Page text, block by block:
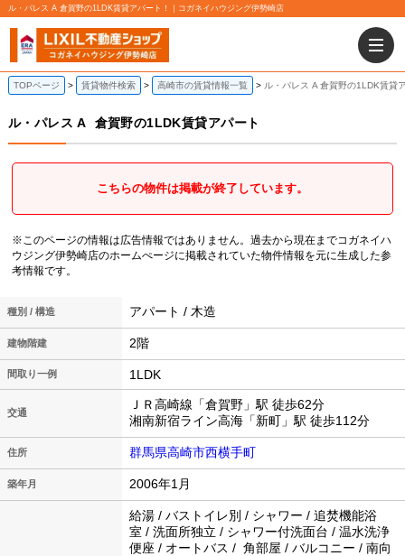
ル・パレス A 倉賀野の1LDK賃貸アパート！｜コガネイハウジング伊勢崎店
TOPページ 賃貸物件検索 高崎市の賃貸情報一覧 ル・パレス A 倉賀野の1LDK賃貸
ル・パレス A 倉賀野の1LDK賃貸アパート
こちらの物件は掲載が終了しています。
※このページの情報は広告情報ではありません。過去から現在までコガネイハ
ウジング伊勢崎店のホームぺージに掲載されていた物件情報を元に生成した参
考情報です。
種別 / 構造 アパート / 木造
建物階建 2階
間取り一例 1LDK
交通
ＪＲ高崎線「倉賀野」駅 徒歩62分
湘南新宿ライン高海「新町」駅 徒歩112分
住所 群馬県高崎市西横手町
築年月 2006年1月
給湯 / バストイレ別 / シャワー / 追焚機能浴
室 / 洗面所独立 / シャワー付洗面台 / 温水洗浄
便座 / オートバス / 角部屋 / バルコニー / 南向